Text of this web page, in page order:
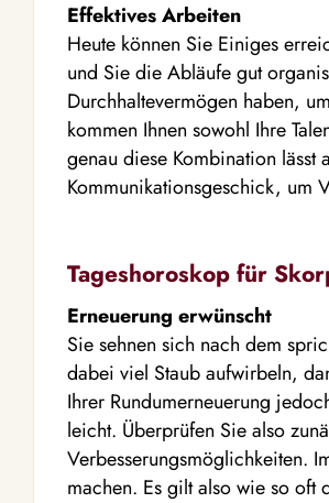
Effektives Arbeiten
Heute können Sie Einiges
und Sie die Abläufe gut
Durchhaltevermögen haben,
kommen Ihnen sowohl Ihre
genau diese Kombination lässt
Kommunikationsgeschick, um
Tageshoroskop für
Erneuerung erwünscht
Sie sehnen sich nach dem
dabei viel Staub aufwirbeln,
Ihrer Rundumerneuerung
leicht. Überprüfen Sie also
Verbesserungsmöglichkeiten.
machen. Es gilt also wie so oft